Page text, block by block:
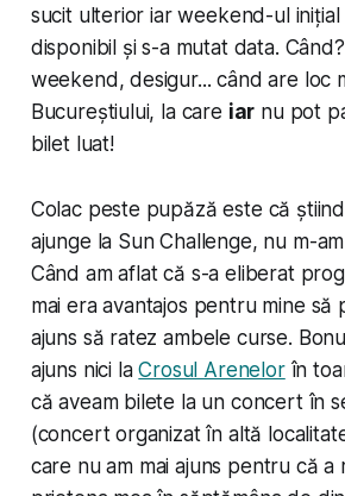
sucit ulterior iar weekend-ul inițial
disponibil și s-a mutat data.
weekend, desigur... când are loc
Bucureștiului, la care iar nu pot
bilet luat!
Colac peste pupăză este că
ajunge la Sun Challenge, nu m-
Când am aflat că s-a eliberat
mai era avantajos pentru mine să
ajuns să ratez ambele curse.
ajuns nici laCrosul Arenelorîn
că aveam bilete la un concert în
(concert organizat în altă
care nu am mai ajuns pentru că a